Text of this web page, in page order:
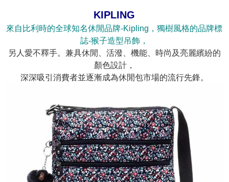
KIPLING
來自比利時的全球知名休閒品牌-Kipling，獨樹風格的品牌標
誌-猴子造型吊飾，
另人愛不釋手。兼具休閒、活潑、機能、時尚及亮麗繽紛的
顏色設計，
深深吸引消費者並逐漸成為休閒包市場的流行先鋒。